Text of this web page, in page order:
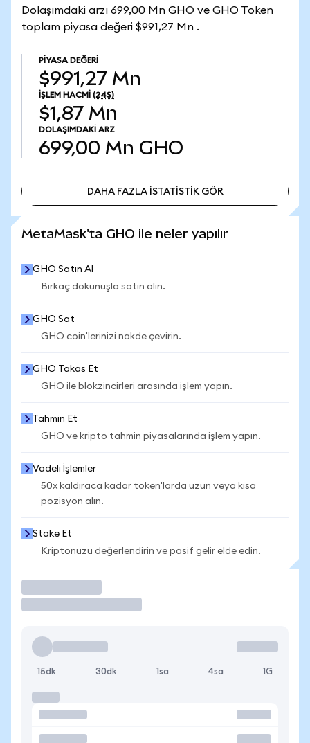
Dolaşımdaki arzı 699,00 Mn GHO ve GHO Token
toplam piyasa değeri $991,27 Mn .
PIYASA DEĞERI
$991,27 Mn
İŞLEM HACMI (24S)
$1,87 Mn
DOLAŞIMDAKI ARZ
699,00 Mn GHO
DAHA FAZLA İSTATİSTİK GÖR
MetaMask'ta GHO ile neler yapılır
GHO Satın Al
Birkaç dokunuşla satın alın.
GHO Sat
GHO coin'lerinizi nakde çevirin.
GHO Takas Et
GHO ile blokzincirleri arasında işlem yapın.
Tahmin Et
GHO ve kripto tahmin piyasalarında işlem yapın.
Vadeli İşlemler
50x kaldıraca kadar token'larda uzun veya kısa
pozisyon alın.
Stake Et
Kriptonuzu değerlendirin ve pasif gelir elde edin.
15dk 30dk 1sa 4sa 1G